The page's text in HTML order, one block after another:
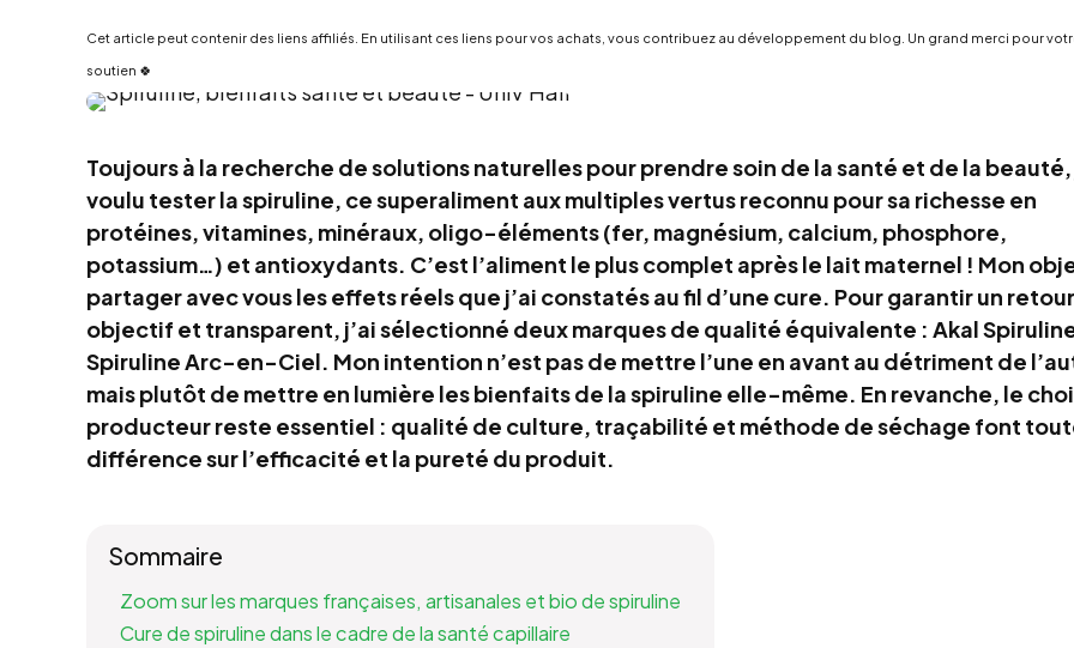
Cet article peut contenir des liens affiliés. En utilisant ces liens pour vos achats, vous contribuez au développement du blog. Un grand merci pour
soutien 🍀
Toujours à la recherche de solutions naturelles pour prendre soin de la santé et de la beauté,
voulu tester la spiruline, ce superaliment aux multiples vertus reconnu pour sa richesse en
protéines, vitamines, minéraux, oligo-éléments (fer, magnésium, calcium, phosphore,
potassium…) et antioxydants. C’est l’aliment le plus complet après le lait maternel ! Mon
partager avec vous les effets réels que j’ai constatés au fil d’une cure. Pour garantir un retour
objectif et transparent, j’ai sélectionné deux marques de qualité équivalente : Akal
Spiruline Arc-en-Ciel. Mon intention n’est pas de mettre l’une en avant au détriment de
mais plutôt de mettre en lumière les bienfaits de la spiruline elle-même. En revanche, le
producteur reste essentiel : qualité de culture, traçabilité et méthode de séchage font
différence sur l’efficacité et la pureté du produit.
Sommaire
Zoom sur les marques françaises, artisanales et bio de spiruline
Cure de spiruline dans le cadre de la santé capillaire